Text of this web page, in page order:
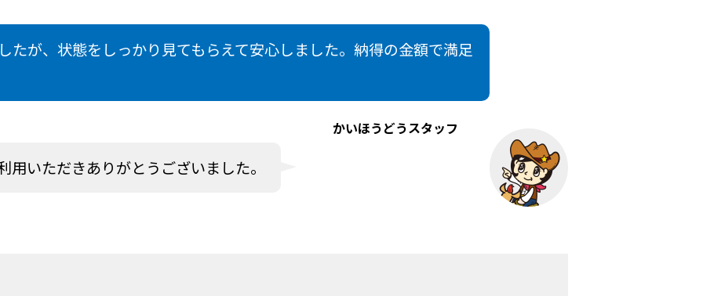
たが、状態をしっかり見てもらえて安心しました。納得の金額で満足
かいほうどうスタッフ
用いただきありがとうございました。